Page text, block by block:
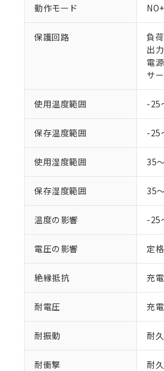
動作モード
保護回路
負
出
電
サ
使用温度範囲 -25
保存温度範囲 -25
使用湿度範囲 35
保存湿度範囲 35
温度の影響 -25
電圧の影響 定
絶縁抵抗 充
耐電圧 充
耐振動 耐
耐衝撃 耐